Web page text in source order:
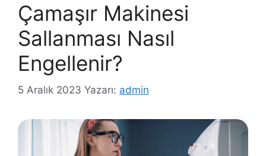
Çamaşır Makinesi
Sallanması Nasıl
Engellenir?
5 Aralık 2023 Yazarı: admin